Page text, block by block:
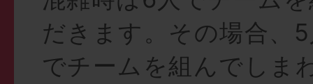
だきます。その場合、
でチームを組んでしま